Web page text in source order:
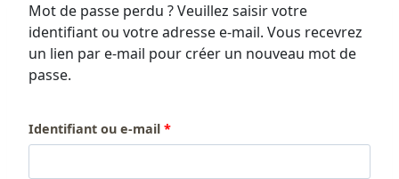
Mot de passe perdu ? Veuillez saisir votre
identifiant ou votre adresse e-mail. Vous recevrez
un lien par e-mail pour créer un nouveau mot de
passe.
Identifiant ou e-mail *O